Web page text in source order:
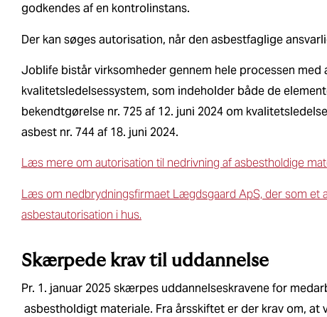
godkendes af en kontrolinstans.
Der kan søges autorisation, når den asbestfaglige
Joblife bistår virksomheder gennem hele processen
kvalitetsledelsessystem, som indeholder både de
bekendtgørelse nr. 725 af 12. juni 2024 om
asbest nr. 744 af 18. juni 2024.
Læs mere om autorisation til nedrivning af asbestholdige
Læs om nedbrydningsfirmaet Lægdsgaard ApS, der som et
asbestautorisation i hus.
Skærpede krav til uddannelse
Pr. 1. januar 2025 skærpes uddannelseskravene for
asbestholdigt materiale. Fra årsskiftet er der krav om,